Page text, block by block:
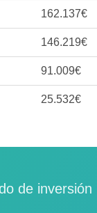
162.137€
146.219€
91.009€
25.532€
de inversión